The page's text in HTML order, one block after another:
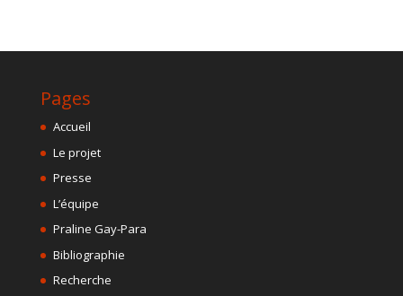
Pages
Accueil
Le projet
Presse
L’équipe
Praline Gay-Para
Bibliographie
Recherche